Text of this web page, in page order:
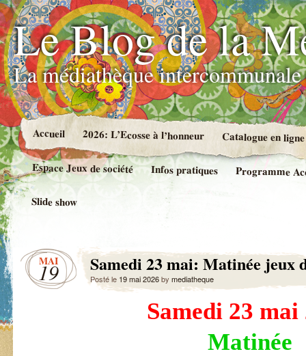
Le Blog de la
La médiathèque
Accueil 2026: L’Ecosse à l’honneur Catalogue en
Espace Jeux de société Infos pratiques Programme
Slide show
MAI
19 Samedi 23 mai: Matinée jeux
Posté le 19 mai 2026by mediatheque
Samedi 23 mai
Matinée